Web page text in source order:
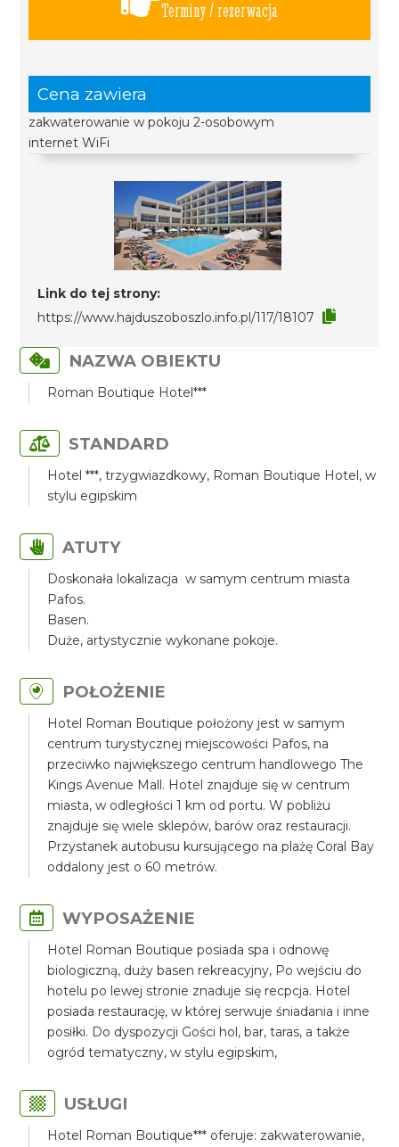
Terminy / rezerwacja
Cena zawiera
zakwaterowanie w pokoju 2-osobowym
internet WiFi
Link do tej strony:
https://www.hajduszoboszlo.info.pl/117/18107
NAZWA OBIEKTU
Roman Boutique Hotel***
STANDARD
Hotel ***, trzygwiazdkowy, Roman Boutique Hotel, w
stylu egipskim
ATUTY
Doskonała lokalizacja w samym centrum miasta
Pafos.
Basen.
Duże, artystycznie wykonane pokoje.
POŁOŻENIE
Hotel Roman Boutique położony jest w samym
centrum turystycznej miejscowości Pafos, na
przeciwko największego centrum handlowego The
Kings Avenue Mall. Hotel znajduje się w centrum
miasta, w odległości 1 km od portu. W pobliżu
znajduje się wiele sklepów, barów oraz restauracji.
Przystanek autobusu kursującego na plażę Coral Bay
oddalony jest o 60 metrów.
WYPOSAŻENIE
Hotel Roman Boutique posiada spa i odnowę
biologiczną, duży basen rekreacyjny, Po wejściu do
hotelu po lewej stronie znaduje się recpcja. Hotel
posiada restaurację, w której serwuje śniadania i inne
posiłki. Do dyspozycji Gości hol, bar, taras, a także
ogród tematyczny, w stylu egipskim,
USŁUGI
Hotel Roman Boutique*** oferuje: zakwaterowanie,